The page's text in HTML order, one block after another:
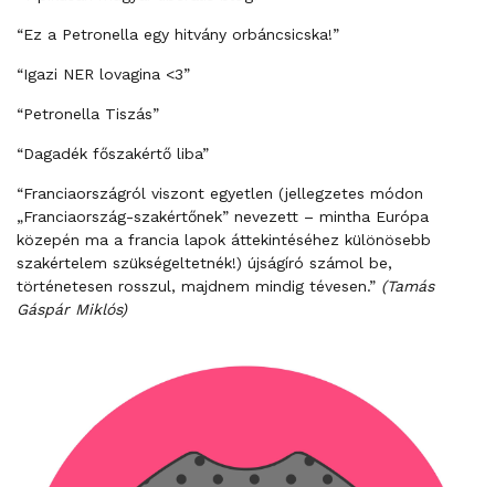
“Ez a Petronella egy hitvány orbáncsicska!”
“Igazi NER lovagina <3”
“Petronella Tiszás”
“Dagadék főszakértő liba”
“Franciaországról viszont egyetlen (jellegzetes módon
„Franciaország-szakértőnek” nevezett – mintha Európa
közepén ma a francia lapok áttekintéséhez különösebb
szakértelem szükségeltetnék!) újságíró számol be,
történetesen rosszul, majdnem mindig tévesen.” (Tamás
Gáspár Miklós)